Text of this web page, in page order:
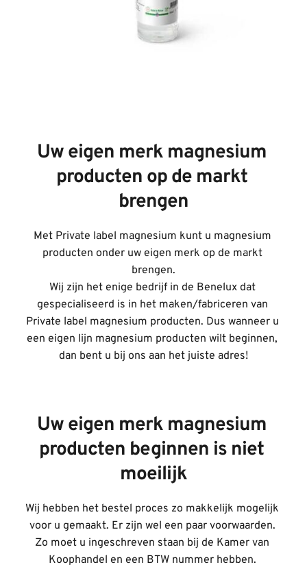
Uw eigen merk magnesium
producten op de markt
brengen
Met Private label magnesium kunt u magnesium
producten onder uw eigen merk op de markt
brengen.
Wij zijn het enige bedrijf in de Benelux dat
gespecialiseerd is in het maken/fabriceren van
Private label magnesium producten. Dus wanneer u
een eigen lijn magnesium producten wilt beginnen,
dan bent u bij ons aan het juiste adres!
Uw eigen merk magnesium
producten beginnen is niet
moeilijk
Wij hebben het bestel proces zo makkelijk mogelijk
voor u gemaakt. Er zijn wel een paar voorwaarden.
Zo moet u ingeschreven staan bij de Kamer van
Koophandel en een BTW nummer hebben.